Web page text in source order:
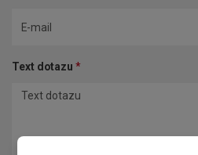
Text dotazu *